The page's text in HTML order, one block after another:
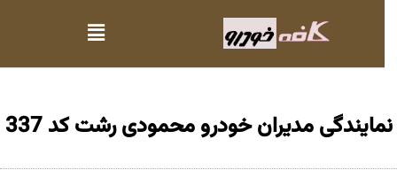
مدیران خودرو محمودی رشت کد 337